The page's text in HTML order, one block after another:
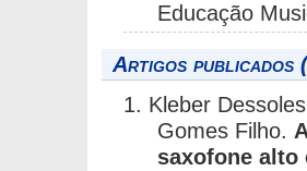
Educação
Artigos publicados
1. Kleber
Gomes Filho.
saxofone alto